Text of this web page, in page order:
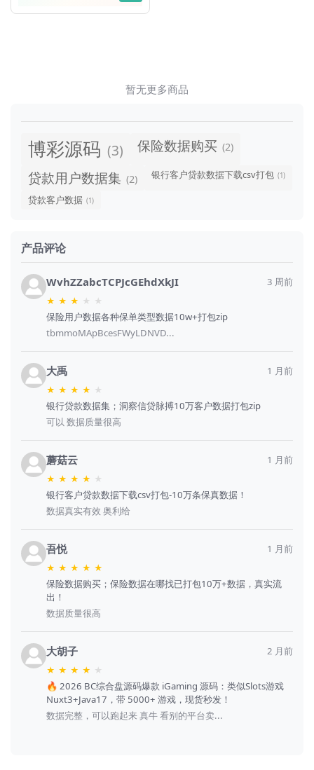
暂无更多商品
博彩源码 (3) 保险数据购买 (2)
贷款用户数据集 (2) 银行客户贷款数据下载csv打包 (1)
贷款客户数据 (1)
产品评论
WvhZZabcTCPJcGEhdXkJI 3 周前
★ ★ ★ ★ ★
保险用户数据各种保单类型数据10w+打包zip
tbmmoMApBcesFWyLDNVD...
大禹 1 月前
★ ★ ★ ★ ★
银行贷款数据集；洞察信贷脉搏10万客户数据打包zip
可以 数据质量很高
蘑菇云 1 月前
★ ★ ★ ★ ★
银行客户贷款数据下载csv打包-10万条保真数据！
数据真实有效 奥利给
吾悦 1 月前
★ ★ ★ ★ ★
保险数据购买；保险数据在哪找已打包10万+数据，真实流
出！
数据质量很高
大胡子 2 月前
★ ★ ★ ★ ★
🔥 2026 BC综合盘源码爆款 iGaming 源码：类似Slots游戏
Nuxt3+Java17，带 5000+ 游戏，现货秒发！
数据完整，可以跑起来 真牛 看别的平台卖...